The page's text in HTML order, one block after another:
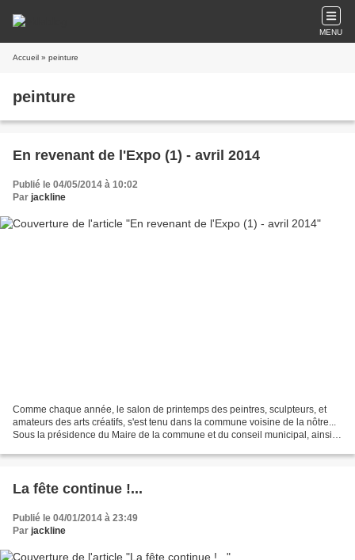
MENU
Accueil » peinture
peinture
En revenant de l'Expo (1) - avril 2014
Publié le 04/05/2014 à 10:02
Par jackline
Comme chaque année, le salon de printemps des peintres, sculpteurs, et
amateurs des arts créatifs, s'est tenu dans la commune voisine de la nôtre...
Sous la présidence du Maire de la commune et du conseil municipal, ainsi
La fête continue !...
Publié le 04/01/2014 à 23:49
Par jackline